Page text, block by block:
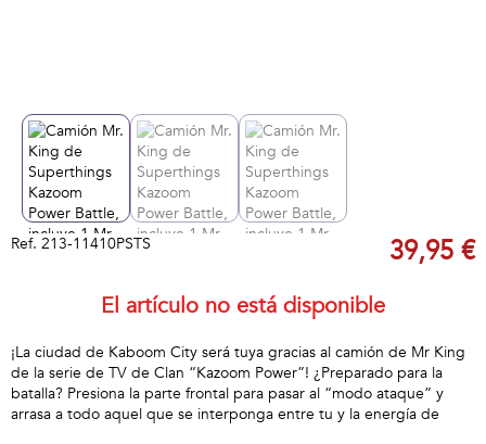
Ref. 213-11410PSTS 39,95 €
El artículo no está disponible
¡La ciudad de Kaboom City será tuya gracias al camión de Mr King
de la serie de TV de Clan “Kazoom Power”! ¿Preparado para la
batalla? Presiona la parte frontal para pasar al “modo ataque” y
arrasa a todo aquel que se interponga entre tu y la energía de